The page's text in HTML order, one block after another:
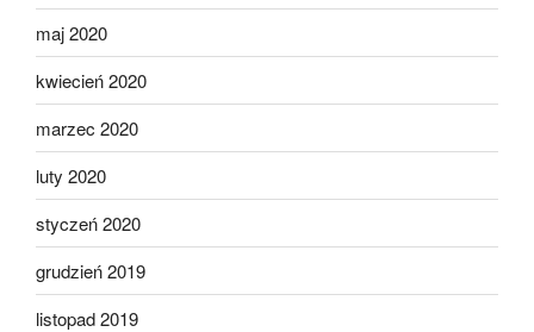
maj 2020
kwiecień 2020
marzec 2020
luty 2020
styczeń 2020
grudzień 2019
listopad 2019